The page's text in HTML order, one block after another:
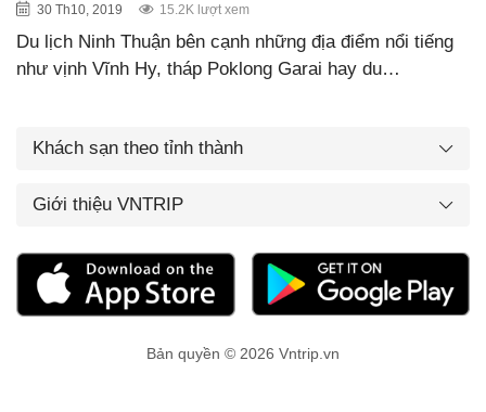
30 Th10, 2019 15.2K lượt xem
Du lịch Ninh Thuận bên cạnh những địa điểm nổi tiếng
như vịnh Vĩnh Hy, tháp Poklong Garai hay du…
Khách sạn theo tỉnh thành
Giới thiệu VNTRIP
Bản quyền © 2026 Vntrip.vn